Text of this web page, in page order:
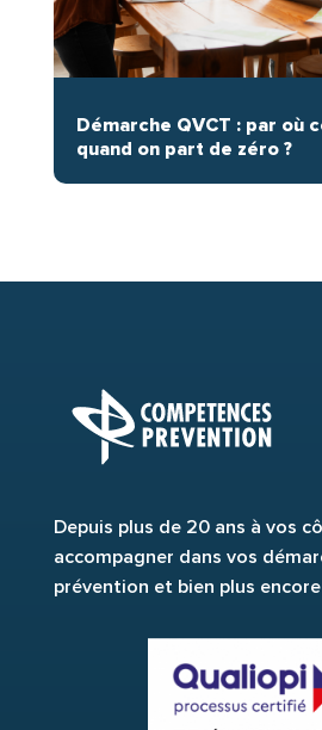
Démarche QVCT : par où
quand on part de zéro ?
Depuis plus de 20 ans à vos
accompagner dans vos
prévention et bien plus